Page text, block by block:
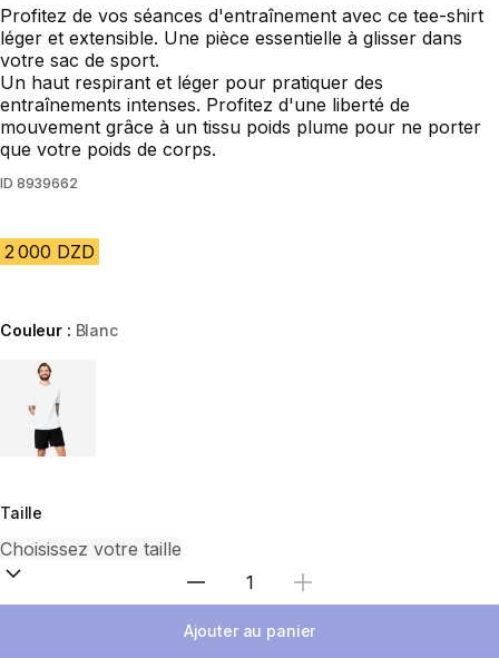
Profitez de vos séances d'entraînement avec ce tee-shirt
léger et extensible. Une pièce essentielle à glisser dans
votre sac de sport.
Un haut respirant et léger pour pratiquer des
entraînements intenses. Profitez d'une liberté de
mouvement grâce à un tissu poids plume pour ne porter
que votre poids de corps.
ID 8939662
2 000 DZD
Couleur : Blanc
Choose a variant
Taille
Sélectionnez la quantité
Ajouter au panier